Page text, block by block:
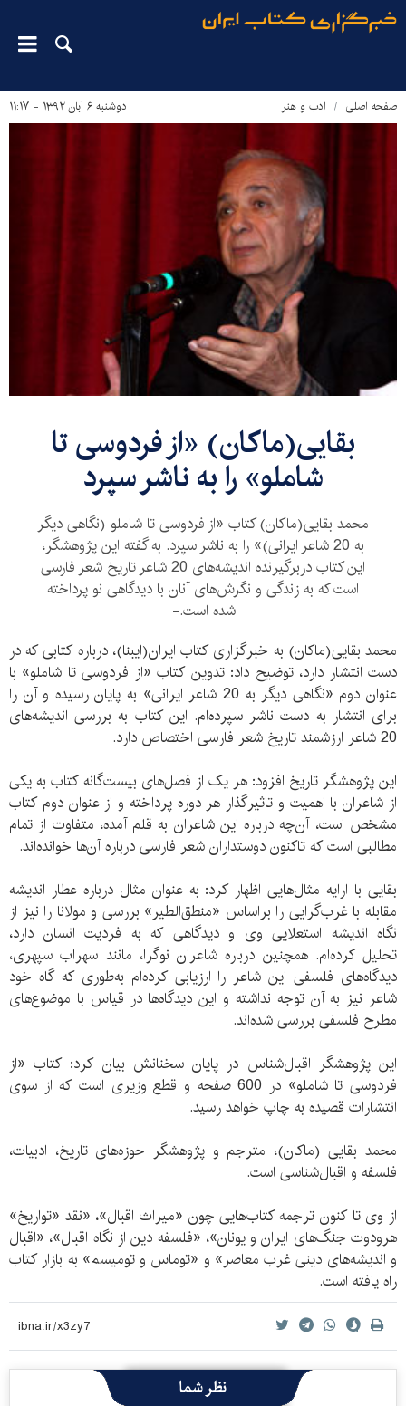
صفحه اصلی ادب و هنر دوشنبه ۶ آبان ۱۳۹۲ - ۱۱:۱۷
بقایی(ماکان) «از فردوسی تا
شاملو» را به ناشر سپرد
محمد بقایی(ماکان) کتاب «از فردوسی تا شاملو (نگاهی دیگر
به 20 شاعر ایرانی)» را به ناشر سپرد. به گفته این پژوهشگر،
این کتاب دربرگیرنده اندیشه‌های 20 شاعر تاریخ شعر فارسی
است که به زندگی و نگرش‌های آنان با دیدگاهی نو پرداخته
شده است.-
محمد بقایی(ماکان) به خبرگزاری کتاب ایران(ایبنا)، درباره کتابی که در
دست انتشار دارد، توضیح داد: تدوین کتاب «از فردوسی تا شاملو» با
عنوان دوم «نگاهی دیگر به 20 شاعر ایرانی» به پایان رسیده و آن را
برای انتشار به دست ناشر سپرده‌ام. این کتاب به بررسی اندیشه‌های
20 شاعر ارزشمند تاریخ شعر فارسی اختصاص دارد.
این پژوهشگر تاریخ افزود: هر یک از فصل‌های بیست‌گانه کتاب به یکی
از شاعران با اهمیت و تاثیرگذار هر دوره پرداخته و از عنوان دوم کتاب
مشخص است، آن‌چه درباره این شاعران به قلم آمده، متفاوت از تمام
مطالبی است که تاکنون دوستداران شعر فارسی درباره آن‌ها خوانده‌اند.
بقایی با ارایه مثال‌هایی اظهار کرد: به ‌عنوان مثال درباره عطار اندیشه
مقابله با غرب‌گرایی را براساس «منطق‌الطیر» بررسی و مولانا را نیز از
نگاه اندیشه استعلایی وی و دیدگاهی که به فردیت انسان دارد،
تحلیل کرده‌ام. همچنین درباره شاعران نوگرا، مانند سهراب سپهری،
دیدگاه‌های فلسفی این شاعر را ارزیابی کرده‌ام به‌طوری که گاه خود
شاعر نیز به آن توجه نداشته و این دیدگاه‌ها در قیاس با موضوع‌های
مطرح فلسفی بررسی شده‌اند.
این پژوهشگر اقبال‌شناس در پایان سخنانش بیان کرد: کتاب «از
فردوسی تا شاملو» در 600 صفحه و قطع وزیری است که از سوی
انتشارات قصیده به چاپ خواهد رسید.
محمد بقایی (ماکان)، مترجم و پژوهشگر حوزه‌های تاریخ، ادبیات،
فلسفه و اقبال‌شناسی است.
از وی تا کنون ترجمه کتاب‌هایی چون «میراث اقبال»، «نقد «تواریخ»
هرودوت جنگ‌های ایران و یونان»، «فلسفه دین از نگاه اقبال»، «اقبال
و اندیشه‌های دینی غرب معاصر» و «توماس و تومیسم» به بازار کتاب
راه یافته است.
نظر شما